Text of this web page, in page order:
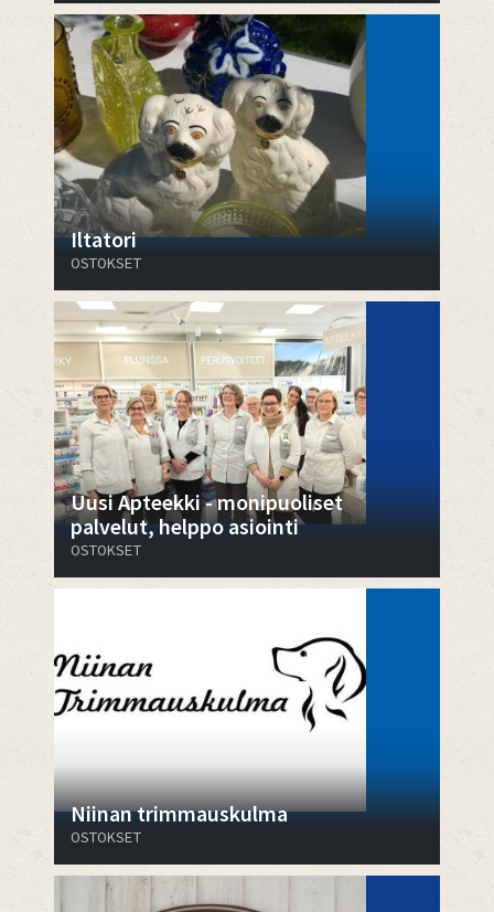
Iltatori
OSTOKSET
Uusi Apteekki - monipuoliset
palvelut, helppo asiointi
OSTOKSET
Niinan trimmauskulma
OSTOKSET